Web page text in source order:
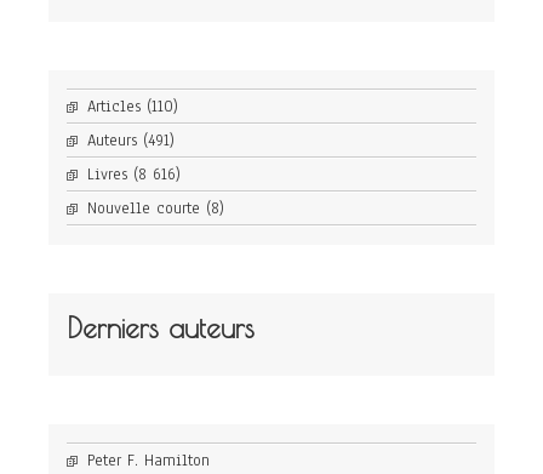
Articles (110)
Auteurs (491)
Livres (8 616)
Nouvelle courte (8)
Derniers auteurs
Peter F. Hamilton